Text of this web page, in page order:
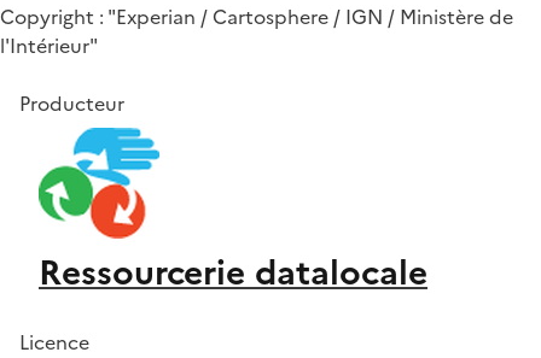
Copyright : "Experian / Cartosphere / IGN / Ministère de
l'Intérieur"
Producteur
Ressourcerie datalocale
Licence